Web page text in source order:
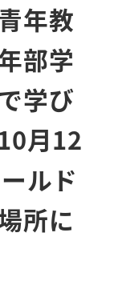
年教
部学
学び
月12
ルド
所に